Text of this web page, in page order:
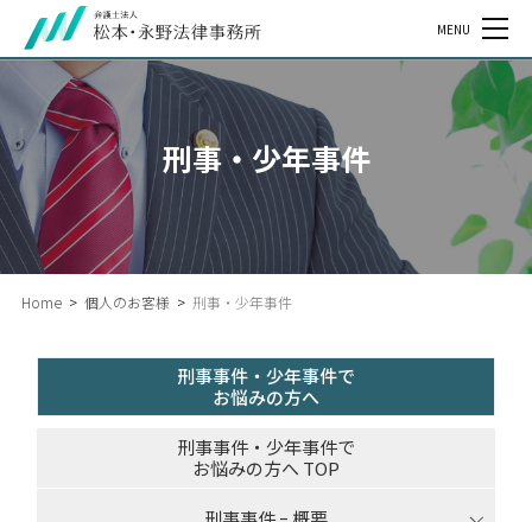
MENU
刑事・少年事件
Home > 個人のお客様 > 刑事・少年事件
刑事事件・少年事件で
お悩みの方へ
刑事事件・少年事件で
お悩みの方へ TOP